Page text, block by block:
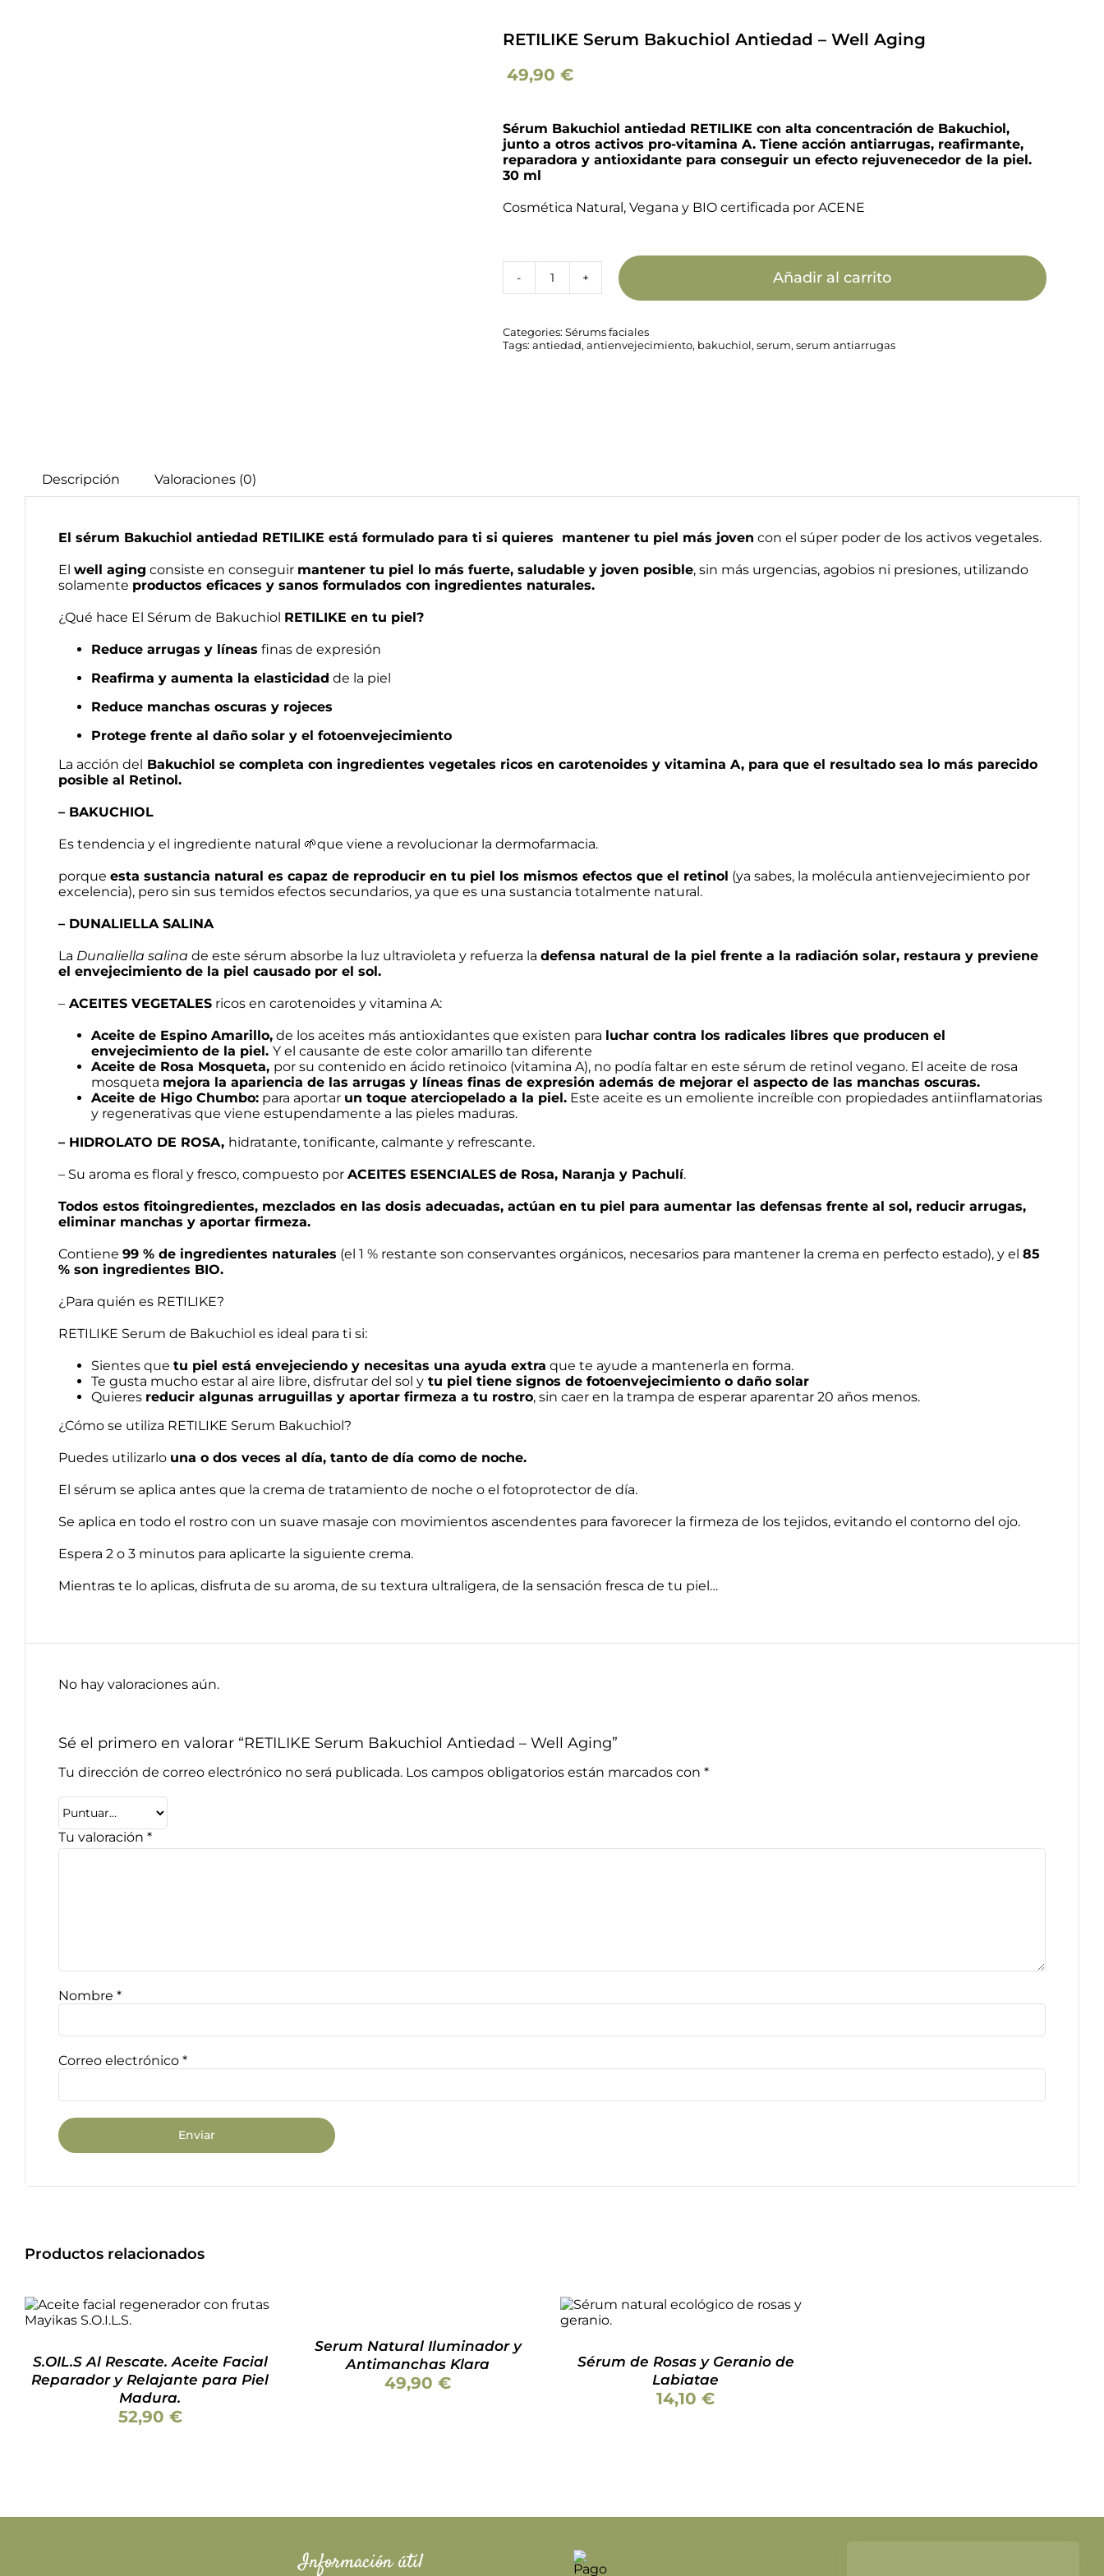
RETILIKE Serum Bakuchiol Antiedad – Well Aging
49,90 €
Sérum Bakuchiol antiedad RETILIKE con alta concentración de Bakuchiol,
junto a otros activos pro-vitamina A. Tiene acción antiarrugas, reafirmante,
reparadora y antioxidante para conseguir un efecto rejuvenecedor de la piel.
30 ml
Cosmética Natural, Vegana y BIO certificada por ACENE
RETILIKE
Antiedad
–
Añadir al carrito
Categories: Sérums faciales
Tags: antiedad, antienvejecimiento, bakuchiol, serum, serum antiarrugas
Descripción Valoraciones (0)
El sérum Bakuchiol antiedad RETILIKE está formulado para ti si quieres mantener tu piel más joven con el súper poder de los activos vegetales.
El well aging consiste en conseguir mantener tu piel lo más fuerte, saludable y joven posible, sin más urgencias, agobios ni presiones, utilizando
solamente productos eficaces y sanos formulados con ingredientes naturales.
¿Qué hace El Sérum de Bakuchiol RETILIKE en tu piel?
Reduce arrugas y líneas finas de expresión
Reafirma y aumenta la elasticidad de la piel
Reduce manchas oscuras y rojeces
Protege frente al daño solar y el fotoenvejecimiento
La acción del Bakuchiol se completa con ingredientes vegetales ricos en carotenoides y vitamina A, para que el resultado sea lo más parecido
posible al Retinol.
– BAKUCHIOL
Es tendencia y el ingrediente natural 🌱que viene a revolucionar la dermofarmacia.
porque esta sustancia natural es capaz de reproducir en tu piel los mismos efectos que el retinol (ya sabes, la molécula antienvejecimiento por
excelencia), pero sin sus temidos efectos secundarios, ya que es una sustancia totalmente natural.
– DUNALIELLA SALINA
La Dunaliella salina de este sérum absorbe la luz ultravioleta y refuerza la defensa natural de la piel frente a la radiación solar, restaura y previene
el envejecimiento de la piel causado por el sol.
–ACEITES VEGETALESricos en carotenoides y vitamina A:
Aceite de Espino Amarillo,de los aceites más antioxidantes que existen para luchar contra los radicales libres que producen el
envejecimiento de la piel. Y el causante de este color amarillo tan diferente
Aceite de Rosa Mosqueta, por su contenido en ácido retinoico (vitamina A), no podía faltar en este sérum de retinol vegano. El aceite de rosa
mosqueta mejora la apariencia de las arrugas y líneas finas de expresión además de mejorar el aspecto de las manchas oscuras.
Aceite de Higo Chumbo:para aportar un toque aterciopelado a la piel.Este aceite es un emoliente increíble con propiedades antiinflamatorias
y regenerativas que viene estupendamente a las pieles maduras.
– HIDROLATO DE ROSA, hidratante, tonificante, calmante y refrescante.
– Su aroma es floral y fresco, compuesto por ACEITES ESENCIALES de Rosa, Naranja y Pachulí.
Todos estos fitoingredientes, mezclados en las dosis adecuadas, actúan en tu piel para aumentar las defensas frente al sol, reducir arrugas,
eliminar manchas y aportar firmeza.
Contiene 99 % de ingredientes naturales (el 1 % restante son conservantes orgánicos, necesarios para mantener la crema en perfecto estado), y el 85
% son ingredientes BIO.
¿Para quién es RETILIKE?
RETILIKE Serum de Bakuchiol es ideal para ti si:
Sientes que tu piel está envejeciendo y necesitas una ayuda extra que te ayude a mantenerla en forma.
Te gusta mucho estar al aire libre, disfrutar del sol ytu piel tiene signos de fotoenvejecimiento o daño solar
Quieres reducir algunas arruguillas y aportar firmeza a tu rostro, sin caer en la trampa de esperar aparentar 20 años menos.
¿Cómo se utiliza RETILIKE Serum Bakuchiol?
Puedes utilizarlo una o dos veces al día, tanto de día como de noche.
El sérum se aplica antes que la crema de tratamiento de noche o el fotoprotector de día.
Se aplica en todo el rostro con un suave masaje con movimientos ascendentes para favorecer la firmeza de los tejidos, evitando el contorno del ojo.
Espera 2 o 3 minutos para aplicarte la siguiente crema.
Mientras te lo aplicas, disfruta de su aroma, de su textura ultraligera, de la sensación fresca de tu piel…
No hay valoraciones aún.
Sé el primero en valorar “RETILIKE Serum Bakuchiol Antiedad – Well Aging”
Tu dirección de correo electrónico no será publicada. Los campos obligatorios están marcados con *
Tu valoración *
Nombre *
Correo electrónico *
Productos relacionados
AÑADIR AL CARRITO
S.OIL.S Al Rescate. Aceite Facial
Reparador y Relajante para Piel
Madura.
52,90 €
DETALLES
Serum Natural Iluminador y
Antimanchas Klara
49,90€
AÑADIR AL CARRITO
Sérum de Rosas y Geranio de
Labiatae
14,10€
Información útil